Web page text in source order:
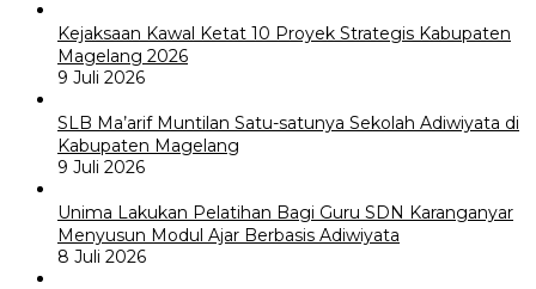
Kejaksaan Kawal Ketat 10 Proyek Strategis Kabupaten
Magelang 2026
9 Juli 2026
SLB Ma’arif Muntilan Satu-satunya Sekolah Adiwiyata di
Kabupaten Magelang
9 Juli 2026
Unima Lakukan Pelatihan Bagi Guru SDN Karanganyar
Menyusun Modul Ajar Berbasis Adiwiyata
8 Juli 2026